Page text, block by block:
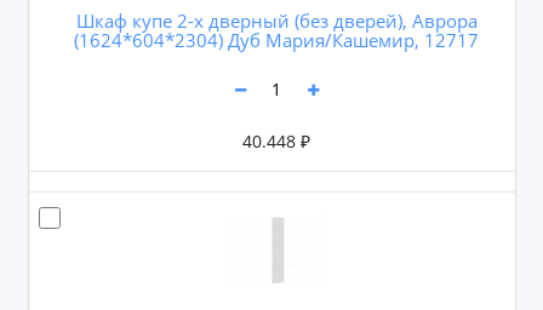
Шкаф купе 2-х дверный (без дверей), Аврора
(1624*604*2304) Дуб Мария/Кашемир, 12717
40.448 ₽